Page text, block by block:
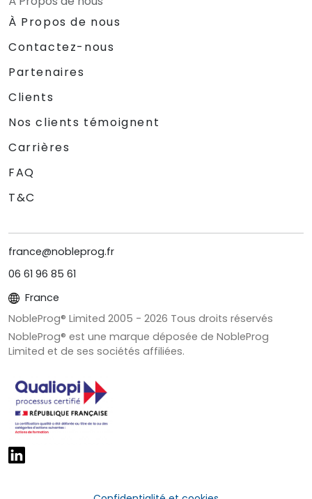
À Propos de nous
Contactez-nous
Partenaires
Clients
Nos clients témoignent
Carrières
FAQ
T&C
france@nobleprog.fr
06 61 96 85 61
France
NobleProg® Limited 2005 - 2026 Tous droits réservés
NobleProg® est une marque déposée de NobleProg
Limited et de ses sociétés affiliées.